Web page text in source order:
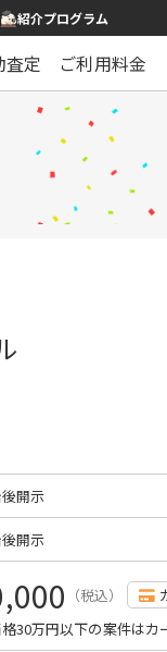
紹介プログラム
査定 ご利用料金
開示
開示
（税込）
30万円以下の案件はカ